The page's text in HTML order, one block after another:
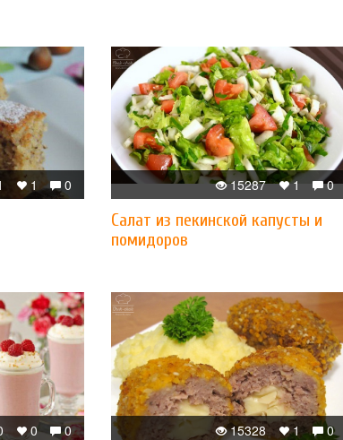
0
1 0
1
15287
Салат из пекинской капусты и
помидоров
0
0 0
1
15328